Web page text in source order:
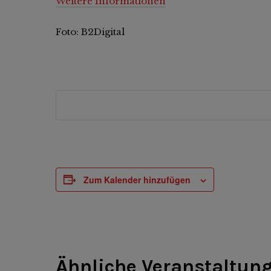
Foto: B2Digital
Zum Kalender hinzufügen
Ähnliche